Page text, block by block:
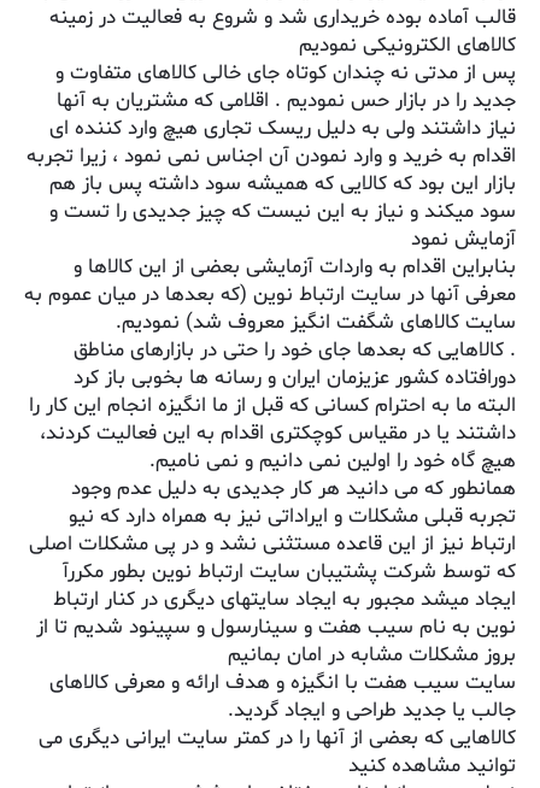
قالب آماده بوده خریداری شد و شروع به فعالیت در زمینه
کالاهای الکترونیکی نمودیم
پس از مدتی نه چندان کوتاه جای خالی کالاهای متفاوت و
جدید را در بازار حس نمودیم . اقلامی که مشتریان به آنها
نیاز داشتند ولی به دلیل ریسک تجاری هیچ وارد کننده ای
اقدام به خرید و وارد نمودن آن اجناس نمی نمود ، زیرا تجربه
بازار این بود که کالایی که همیشه سود داشته پس باز هم
سود میکند و نیاز به این نیست که چیز جدیدی را تست و
آزمایش نمود
بنابراین اقدام به واردات آزمایشی بعضی از این کالاها و
معرفی آنها در سایت ارتباط نوین (که بعدها در میان عموم به
سایت کالاهای شگفت انگیز معروف شد) نمودیم.
. کالاهایی که بعدها جای خود را حتی در بازارهای مناطق
دورافتاده کشور عزیزمان ایران و رسانه ها بخوبی باز کرد
البته ما به احترام کسانی که قبل از ما انگیزه انجام این کار را
داشتند یا در مقیاس کوچکتری اقدام به این فعالیت کردند،
هیچ گاه خود را اولین نمی دانیم و نمی نامیم.
همانطور که می دانید هر کار جدیدی به دلیل عدم وجود
تجربه قبلی مشکلات و ایراداتی نیز به همراه دارد که نیو
ارتباط نیز از این قاعده مستثنی نشد و در پی مشکلات اصلی
که توسط شرکت پشتیبان سایت ارتباط نوین بطور مکررآ
ایجاد میشد مجبور به ایجاد سایتهای دیگری در کنار ارتباط
نوین به نام سیب هفت و سینارسول و سپینود شدیم تا از
بروز مشکلات مشابه در امان بمانیم
سایت سیب هفت با انگیزه و هدف ارائه و معرفی کالاهای
جالب یا جدید طراحی و ایجاد گردید.
کالاهایی که بعضی از آنها را در کمتر سایت ایرانی دیگری می
توانید مشاهده کنید